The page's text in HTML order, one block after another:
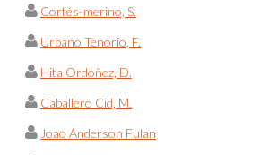
Cortés-merino, S.
Urbano Tenorio, F.
Hita Ordoñez, D.
Caballero Cid, M.
Joao Anderson Fulan